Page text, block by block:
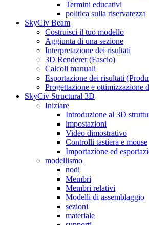
Termini educativi
politica sulla riservatezza
SkyCiv Beam
Costruisci il tuo modello
Aggiunta di una sezione
Interpretazione dei risultati
3D Renderer (Fascio)
Calcoli manuali
Esportazione dei risultati
Progettazione e ottimizzazione
SkyCiv Structural 3D
Iniziare
Introduzione al 3D
impostazioni
Video dimostrativo
Controlli tastiera e mouse
Importazione ed
modellismo
nodi
Membri
Membri relativi
Modelli di assemblaggio
sezioni
materiale